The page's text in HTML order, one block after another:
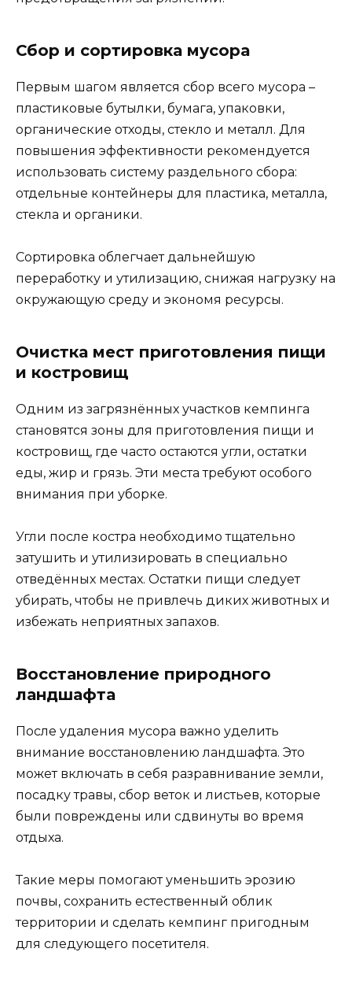
Сбор и сортировка мусора
Первым шагом является сбор всего мусора –
пластиковые бутылки, бумага, упаковки,
органические отходы, стекло и металл. Для
повышения эффективности рекомендуется
использовать систему раздельного сбора:
отдельные контейнеры для пластика, металла,
стекла и органики.
Сортировка облегчает дальнейшую
переработку и утилизацию, снижая нагрузку на
окружающую среду и экономя ресурсы.
Очистка мест приготовления пищи
и костровищ
Одним из загрязнённых участков кемпинга
становятся зоны для приготовления пищи и
костровищ, где часто остаются угли, остатки
еды, жир и грязь. Эти места требуют особого
внимания при уборке.
Угли после костра необходимо тщательно
затушить и утилизировать в специально
отведённых местах. Остатки пищи следует
убирать, чтобы не привлечь диких животных и
избежать неприятных запахов.
Восстановление природного
ландшафта
После удаления мусора важно уделить
внимание восстановлению ландшафта. Это
может включать в себя разравнивание земли,
посадку травы, сбор веток и листьев, которые
были повреждены или сдвинуты во время
отдыха.
Такие меры помогают уменьшить эрозию
почвы, сохранить естественный облик
территории и сделать кемпинг пригодным
для следующего посетителя.